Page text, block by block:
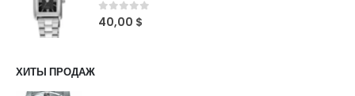
0 out of 5
40,00 $
ХИТЫ ПРОДАЖ